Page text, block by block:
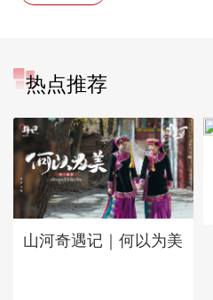
热点推荐
山河奇遇记｜何以为美